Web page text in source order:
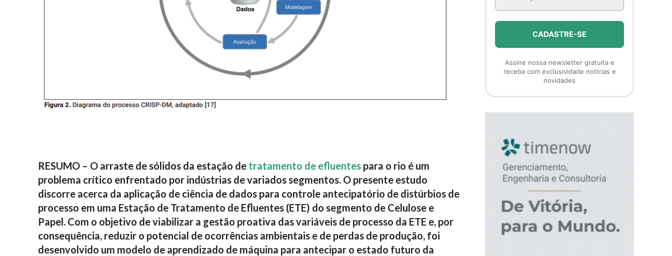
RESUMO – O arraste de sólidos da estação de tratamento de efluentes para o rio é um
problema crítico enfrentado por indústrias de variados segmentos. O presente estudo
discorre acerca da aplicação de ciência de dados para controle antecipatório de distúrbios de
processo em uma Estação de Tratamento de Efluentes (ETE) do segmento de Celulose e
Papel. Com o objetivo de viabilizar a gestão proativa das variáveis de processo da ETE e, por
consequência, reduzir o potencial de ocorrências ambientais e de perdas de produção, foi
desenvolvido um modelo de aprendizado de máquina para antecipar o estado futuro da
Assine nossa newsletter gratuita e
receba com exclusividade notícias e
novidades